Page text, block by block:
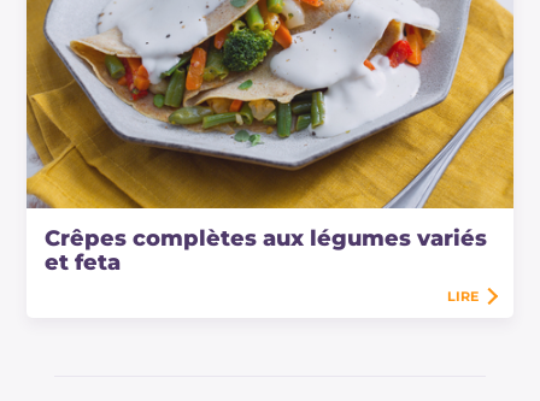
Crêpes complètes aux légumes variés
et feta
LIRE